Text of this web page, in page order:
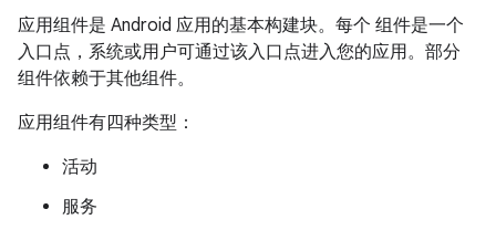
应用组件是 Android 应用的基本构建块。每个 组件是一个
入口点，系统或用户可通过该入口点进入您的应用。部分
组件依赖于其他组件。
应用组件有四种类型：
活动
服务